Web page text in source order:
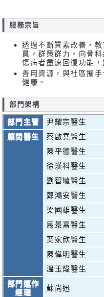
服務宗旨
透過不斷質素改善，
員，群策群力，向骨
傷病者盡速回復功能
善用資源，與社區攜
健康。
部門架構
部門主管
尹耀宗醫生
顧問醫生
蔡啟堯醫生
陳平德醫生
徐漢科醫生
劉智毓醫生
鄭鴻安醫生
梁國雄醫生
馬景熹醫生
葉家欣醫生
陳偉明醫生
溫玉煒醫生
部門運作
經理
蘇尚迅